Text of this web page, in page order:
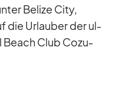
Be­lize City,
die Ur­lau­ber der ul­
Beach Club Co­zu­